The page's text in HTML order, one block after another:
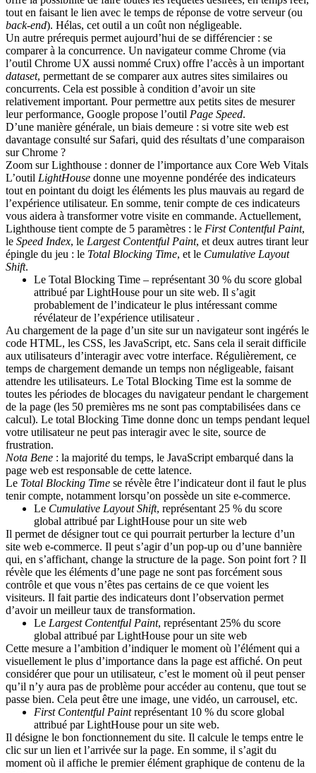
tout en faisant le lien avec le temps de réponse de votre serveur (ou
back-end). Hélas, cet outil a un coût non négligeable.
Un autre prérequis permet aujourd’hui de se différencier : se
comparer à la concurrence. Un navigateur comme Chrome (via
l’outil Chrome UX aussi nommé Crux) offre l’accès à un important
dataset, permettant de se comparer aux autres sites similaires ou
concurrents. Cela est possible à condition d’avoir un site
relativement important. Pour permettre aux petits sites de mesurer
leur performance, Google propose l’outil Page Speed.
D’une manière générale, un biais demeure : si votre site web est
davantage consulté sur Safari, quid des résultats d’une comparaison
sur Chrome ?
Zoom sur Lighthouse : donner de l’importance aux Core Web Vitals
L’outil LightHouse donne une moyenne pondérée des indicateurs
tout en pointant du doigt les éléments les plus mauvais au regard de
l’expérience utilisateur. En somme, tenir compte de ces indicateurs
vous aidera à transformer votre visite en commande. Actuellement,
Lighthouse tient compte de 5 paramètres : le First Contentful Paint,
le Speed Index, le Largest Contentful Paint, et deux autres tirant leur
épingle du jeu : le Total Blocking Time, et le Cumulative Layout
Shift.
Le Total Blocking Time – représentant 30 % du score global
attribué par LightHouse pour un site web. Il s’agit
probablement de l’indicateur le plus intéressant comme
révélateur de l’expérience utilisateur .
Au chargement de la page d’un site sur un navigateur sont ingérés le
code HTML, les CSS, les JavaScript, etc. Sans cela il serait difficile
aux utilisateurs d’interagir avec votre interface. Régulièrement, ce
temps de chargement demande un temps non négligeable, faisant
attendre les utilisateurs. Le Total Blocking Time est la somme de
toutes les périodes de blocages du navigateur pendant le chargement
de la page (les 50 premières ms ne sont pas comptabilisées dans ce
calcul). Le total Blocking Time donne donc un temps pendant lequel
votre utilisateur ne peut pas interagir avec le site, source de
frustration.
Nota Bene : la majorité du temps, le JavaScript embarqué dans la
page web est responsable de cette latence.
Le Total Blocking Time se révèle être l’indicateur dont il faut le plus
tenir compte, notamment lorsqu’on possède un site e-commerce.
Le Cumulative Layout Shift, représentant 25 % du score
global attribué par LightHouse pour un site web
Il permet de désigner tout ce qui pourrait perturber la lecture d’un
site web e-commerce. Il peut s’agir d’un pop-up ou d’une bannière
qui, en s’affichant, change la structure de la page. Son point fort ? Il
révèle que les éléments d’une page ne sont pas forcément sous
contrôle et que vous n’êtes pas certains de ce que voient les
visiteurs. Il fait partie des indicateurs dont l’observation permet
d’avoir un meilleur taux de transformation.
Le Largest Contentful Paint, représentant 25% du score
global attribué par LightHouse pour un site web
Cette mesure a l’ambition d’indiquer le moment où l’élément qui a
visuellement le plus d’importance dans la page est affiché. On peut
considérer que pour un utilisateur, c’est le moment où il peut penser
qu’il n’y aura pas de problème pour accéder au contenu, que tout se
passe bien. Cela peut être une image, une vidéo, un carrousel, etc.
First Contentful Paintreprésentant 10 % du score global
attribué par LightHouse pour un site web.
Il désigne le bon fonctionnement du site. Il calcule le temps entre le
clic sur un lien et l’arrivée sur la page. En somme, il s’agit du
moment où il affiche le premier élément graphique de contenu de la